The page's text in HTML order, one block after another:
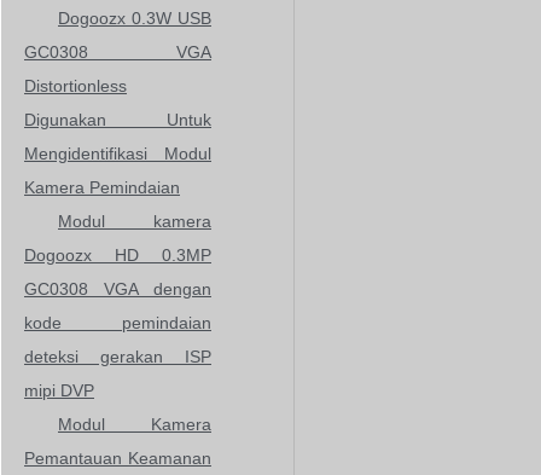
Dogoozx 0.3W USB
GC0308 VGA
Distortionless
Digunakan Untuk
Mengidentifikasi Modul
Kamera Pemindaian
Modul kamera
Dogoozx HD 0.3MP
GC0308 VGA dengan
kode pemindaian
deteksi gerakan ISP
mipi DVP
Modul Kamera
Pemantauan Keamanan